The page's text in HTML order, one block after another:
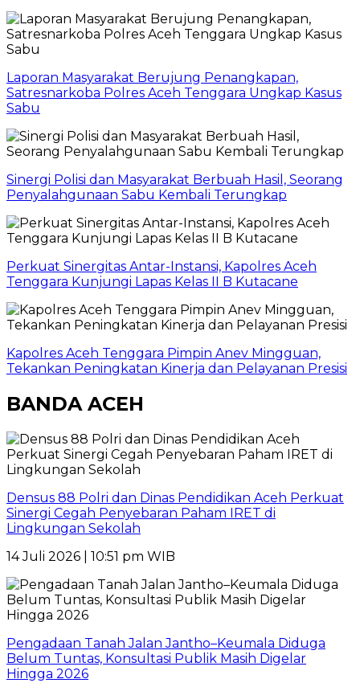
Laporan Masyarakat Berujung Penangkapan,
Satresnarkoba Polres Aceh Tenggara Ungkap Kasus
Sabu
Sinergi Polisi dan Masyarakat Berbuah Hasil, Seorang
Penyalahgunaan Sabu Kembali Terungkap
Perkuat Sinergitas Antar-Instansi, Kapolres Aceh
Tenggara Kunjungi Lapas Kelas II B Kutacane
Kapolres Aceh Tenggara Pimpin Anev Mingguan,
Tekankan Peningkatan Kinerja dan Pelayanan Presisi
BANDA ACEH
Densus 88 Polri dan Dinas Pendidikan Aceh Perkuat
Sinergi Cegah Penyebaran Paham IRET di
Lingkungan Sekolah
14 Juli 2026 | 10:51 pm WIB
Pengadaan Tanah Jalan Jantho–Keumala Diduga
Belum Tuntas, Konsultasi Publik Masih Digelar
Hingga 2026